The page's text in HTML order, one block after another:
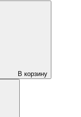
В корзину